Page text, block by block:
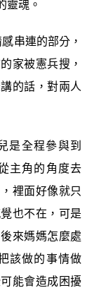
靈魂。
串連的部分，
家被憲兵搜，
的話，對兩人
是全程參與到
主角的角度去
裡面好像就只
也不在，可是
來媽媽怎麼處
該做的事情做
能會造成困擾